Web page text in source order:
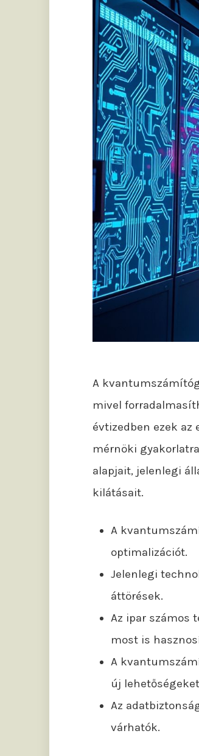
A
mivel
évtizedben ezek
mérnöki
alapjait, jelenlegi
kilátásait.
A
optimalizációt.
Jelenlegi
áttörések.
Az ipar számos
most is
A
új
Az
várhatók.